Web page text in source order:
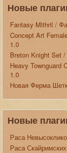
Новые
Fantasy Mithril /
Concept Art
1.0
Breton Knight Set
Heavy Townguard
1.0
Новая Ферма
Новые
Раса
Раса